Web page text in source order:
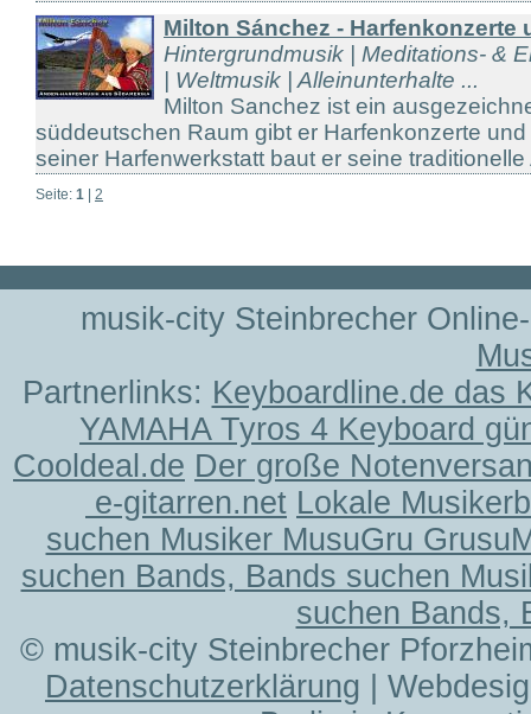
Milton Sánchez - Harfenkonzerte
Hintergrundmusik | Meditations- &
| Weltmusik | Alleinunterhalte ...
Milton Sanchez ist ein
süddeutschen Raum gibt er Harfenkonzerte
seiner Harfenwerkstatt baut er seine
Seite: 1 2
musik-city Steinbrecher
Partnerlinks: Keyboardline.de das
YAMAHA Tyros 4 Keyboard
Cooldeal.de Der große
e-gitarren.net Lokale
suchen Musiker MusuGru
suchen Bands, Bands suchen
suchen Bands,
© musik-city Steinbrecher
Datenschutzerklärung |